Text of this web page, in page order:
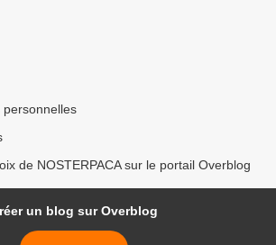
de NOSTERPACA sur le portail Overblog
un blog sur Overblog